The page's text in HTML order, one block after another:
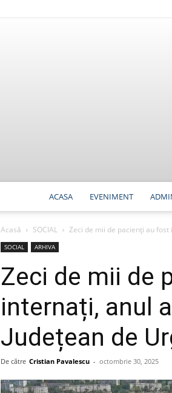
ACASA EVENIMENT
Acasă SOCIAL Zeci de mii de pacienți au
SOCIAL ARHIVA
Zeci de mii de
internați, anul
Județean de
De către Cristian Pavalescu - octombrie 30, 2025